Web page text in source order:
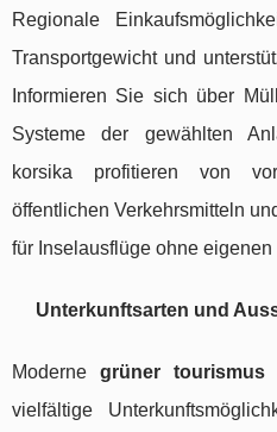
Regionale
Transportgewicht und
Informieren Sie sich über
Systeme der gewählten
korsika profitieren von
öffentlichen Verkehrsmitteln
für Inselausflüge ohne eigenen
Unterkunftsarten und
Modernegrüner tourismus
vielfältige